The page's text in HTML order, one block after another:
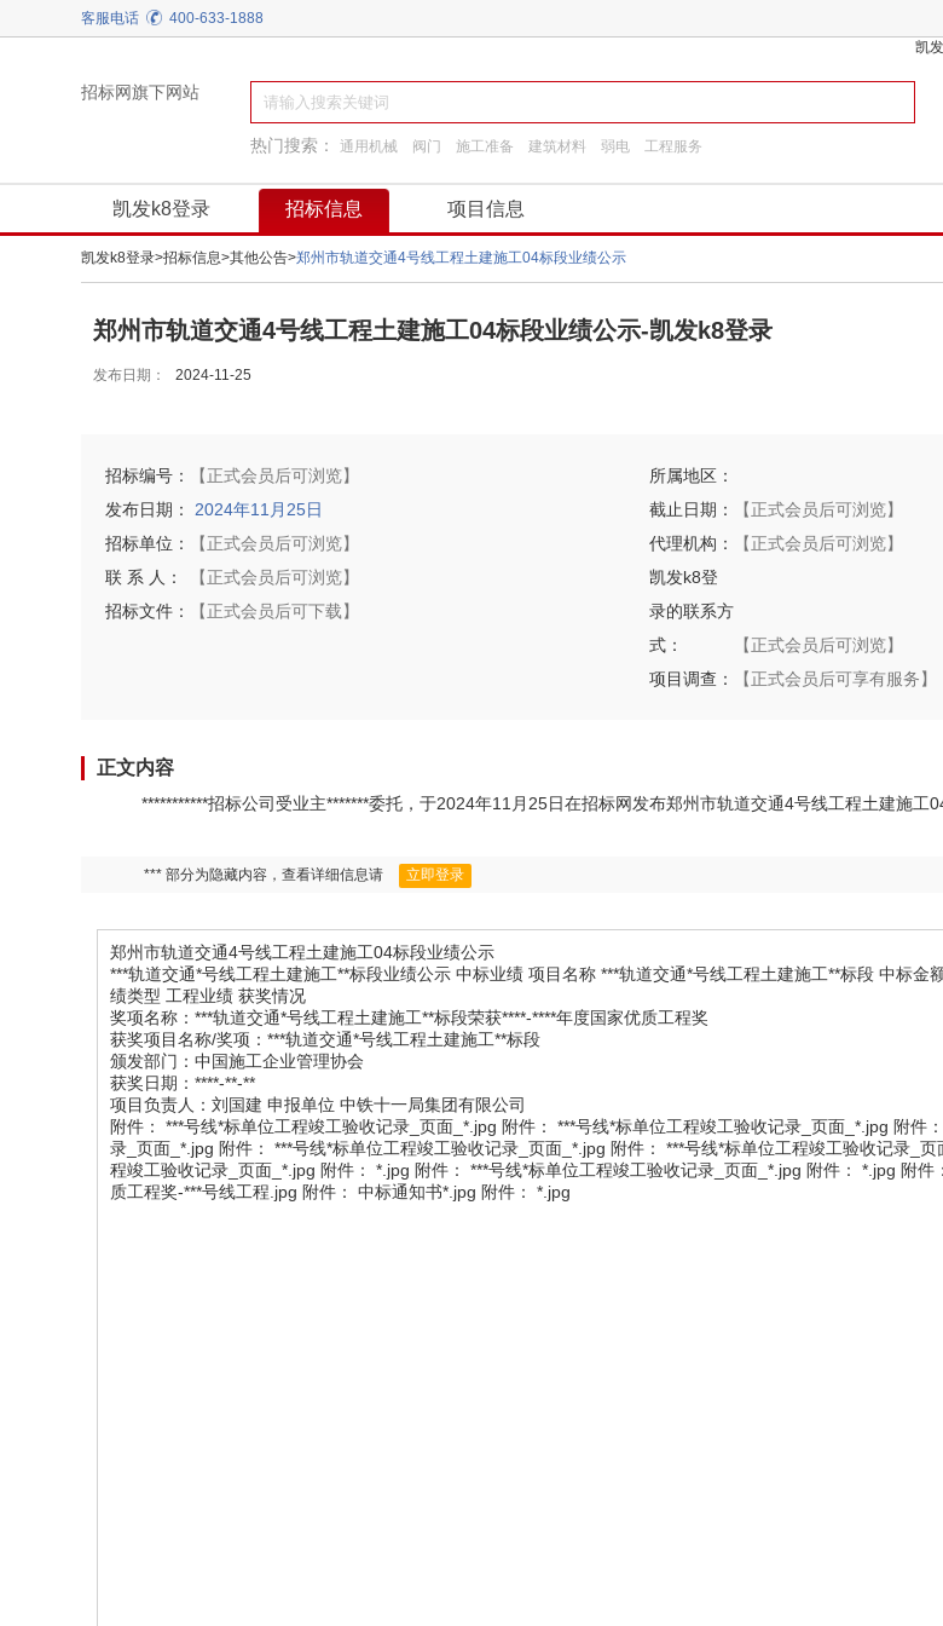
客服电话 400-633-1888
凯
招标网旗下网站
热门搜索： 通用机械 阀门 施工准备 建筑材料 弱电
工程服务
凯发k8登录 招标信息 项目信息
凯发k8登录>招标信息>其他公告>郑州市轨道交通4号线工程土建施工04标段业绩公示
郑州市轨道交通4号线工程土建施工04标段业绩公示-凯发k8登录
发布日期： 2024-11-25
招标编号：
【正式会员后可浏览】
发布日期：
2024年11月25日
招标单位：
【正式会员后可浏览】
联 系 人：
【正式会员后可浏览】
招标文件：
【正式会员后可下载】
所属地区：
截止日期：
【正式会员后可浏览】
代理机构：
【正式会员后可浏览】
凯发k8登
录的联系方
式：
【正式会员后可浏览】
项目调查：
【正式会员后可享有服务】
正文内容
***********招标公司受业主*******委托，于2024年11月25日在招标网发布郑州市轨道交通4号线工程土建施工
*** 部分为隐藏内容，查看详细信息请 立即登录
郑州市轨道交通4号线工程土建施工04标段业绩公示
***轨道交通*号线工程土建施工**标段业绩公示 中标业绩 项目名称 ***轨道交通*号线工程土建施工**标段 中标金
绩类型 工程业绩 获奖情况
奖项名称：***轨道交通*号线工程土建施工**标段荣获****-****年度国家优质工程奖
获奖项目名称/奖项：***轨道交通*号线工程土建施工**标段
颁发部门：中国施工企业管理协会
获奖日期：****-**-**
项目负责人：刘国建 申报单位 中铁十一局集团有限公司
附件： ***号线*标单位工程竣工验收记录_页面_*.jpg 附件： ***号线*标单位工程竣工验收记录_页面_*.jpg 附件
录_页面_*.jpg 附件： ***号线*标单位工程竣工验收记录_页面_*.jpg 附件： ***号线*标单位工程竣工验收记录_
程竣工验收记录_页面_*.jpg 附件： *.jpg 附件： ***号线*标单位工程竣工验收记录_页面_*.jpg 附件： *.jpg 附
质工程奖-***号线工程.jpg 附件： 中标通知书*.jpg 附件： *.jpg